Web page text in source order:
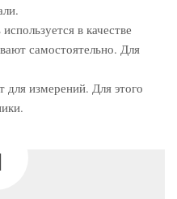
в качестве
самостоятельно. Для
для измерений. Для этого